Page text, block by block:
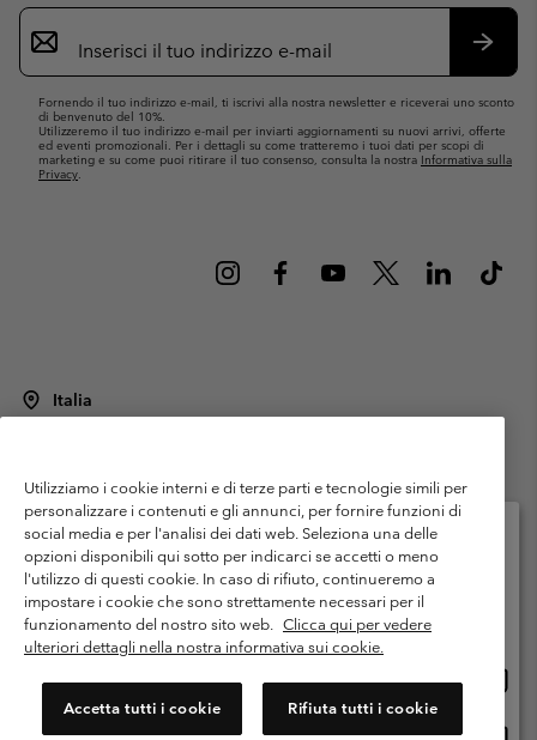
Iscrizione
e-
mail
Fornendo il tuo indirizzo e-mail, ti iscrivi alla nostra newsletter e riceverai uno sconto
di benvenuto del 10%.
Utilizzeremo il tuo indirizzo e-mail per inviarti aggiornamenti su nuovi arrivi, offerte
ed eventi promozionali. Per i dettagli su come tratteremo i tuoi dati per scopi di
marketing e su come puoi ritirare il tuo consenso, consulta la nostra Informativa sulla
Privacy.
Italia
Termini di utilizzo
Condizioni Generali di Venditaa
Garanzia
Politica sulla privacy
Termini e condizioni del programma di membership
Condizioni di utilizzo dei contenuti generati dagli utenti
Impressum
Cookies
Public CBCR
Servizio clienti: Lun. - ven. 9:00 - 13:00 & 14:00- 18:00
(+)390694804176
Utilizziamo i cookie interni e di terze parti e tecnologie simili per
personalizzare i contenuti e gli annunci, per fornire funzioni di
social media e per l'analisi dei dati web. Seleziona una delle
opzioni disponibili qui sotto per indicarci se accetti o meno
l'utilizzo di questi cookie. In caso di rifiuto, continueremo a
impostare i cookie che sono strettamente necessari per il
funzionamento del nostro sito web. Clicca qui per vedere
ulteriori dettagli nella nostra informativa sui cookie.
Accetta tutti i cookie Rifiuta tutti i cookie
Seleziona il paese di spedizione e la lingua
Shopping online disponibile
online
Italia